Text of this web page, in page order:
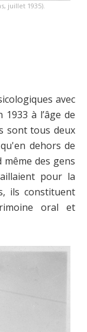
juillet 1935).
avec
à l’âge de
sont tous deux
dehors de
des gens
pour la
ils constituent
oral et